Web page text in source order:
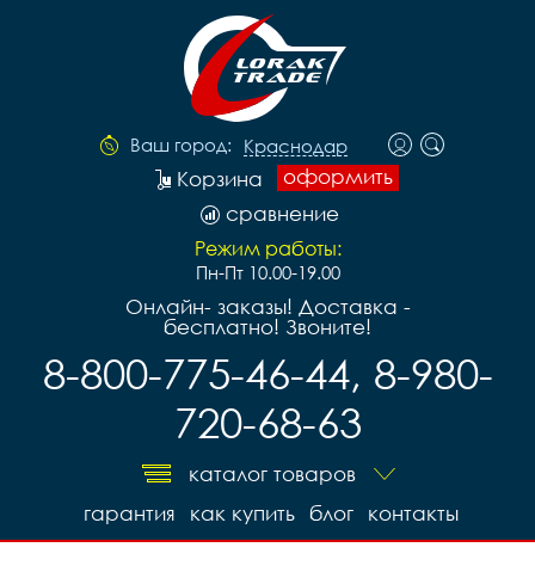
Ваш город: Краснодар
оформить
Корзина
сравнение
Режим работы:
Пн-Пт 10.00-19.00
Онлайн- заказы! Доставка -
бесплатно! Звоните!
8-800-775-46-44, 8-980-
720-68-63
каталог товаров
контакты
блог
как купить
гарантия